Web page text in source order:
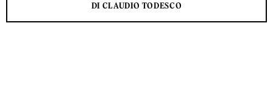
DI CLAUDIO TODESCO